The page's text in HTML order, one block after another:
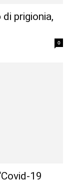
prigionia,
0
19